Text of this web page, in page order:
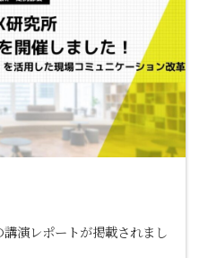
演レポートが掲載されまし